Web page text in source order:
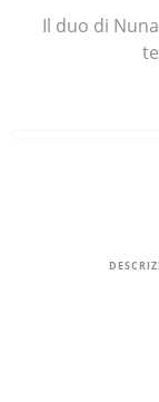
Il duo di